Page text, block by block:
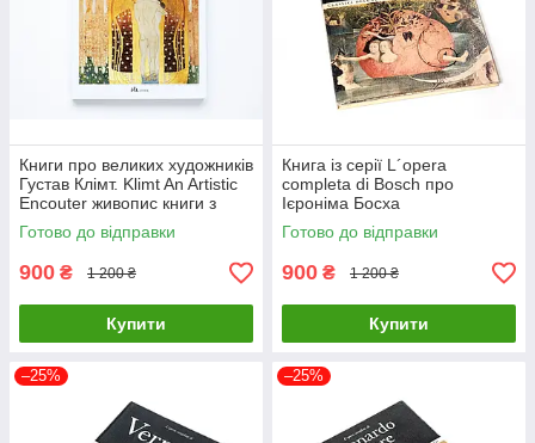
Книги про великих художників
Густав Клімт. Klimt An Artistic
Encouter живопис книги з
історії мистецтва
Готово до відправки
900 ₴ 1 200 ₴
Купити
Книга із серії L´opera
completa di Bosch про
Ієроніма Босха
нідерландського художника
Готово до відправки
900 ₴ 1 200 ₴
Купити
–25% –25%